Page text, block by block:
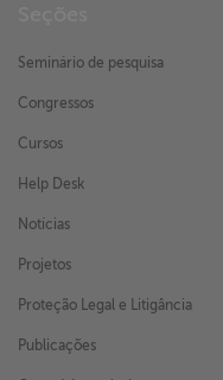
Seminário de pesquisa
Congressos
Cursos
Help Desk
Notícias
Projetos
Proteção Legal e Litigância
Publicações